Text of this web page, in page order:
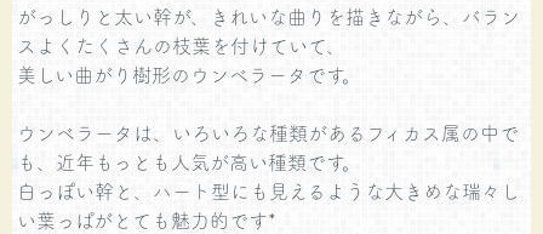
がっしりと太い幹が、きれいな曲りを描きながら、バラン
スよくたくさんの枝葉を付けていて、
美しい曲がり樹形のウンベラータです。
ウンベラータは、いろいろな種類があるフィカス属の中で
も、近年もっとも人気が高い種類です。
白っぽい幹と、ハート型にも見えるような大きめな瑞々し
い葉っぱがとても魅力的です*